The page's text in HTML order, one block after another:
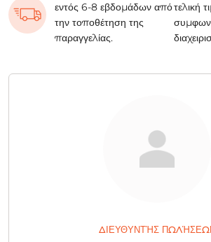
εντός 6-8 εβδομάδων από
την τοποθέτηση της
παραγγελίας.
τελική
ΔΙΕΥΘΥΝΤΉΣ